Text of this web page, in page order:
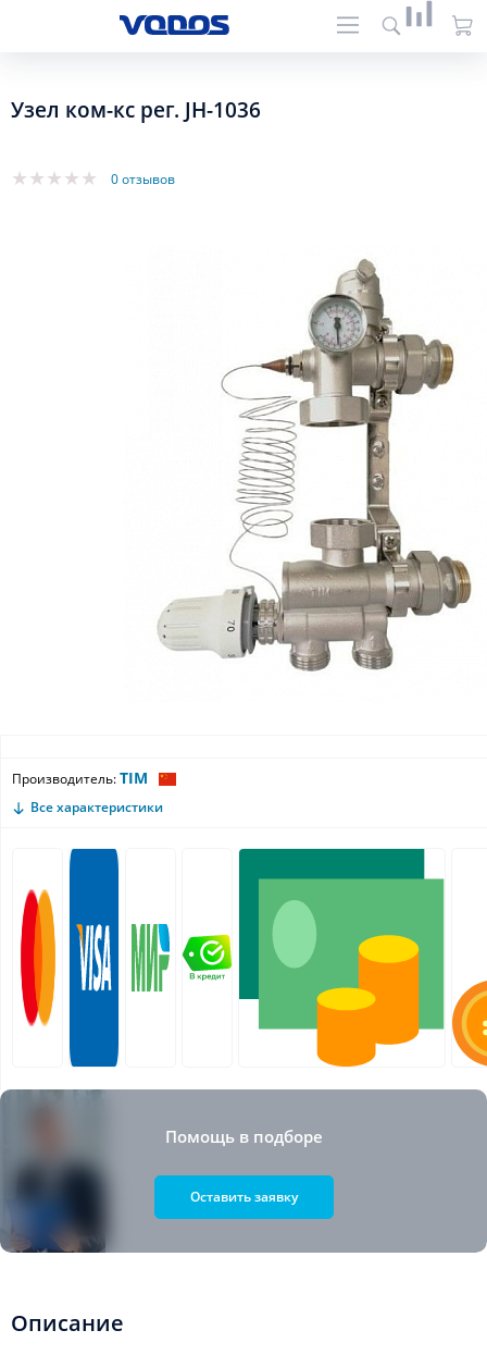
Узел ком-кс рег. JH-1036
0 отзывов
Производитель:TIM
Все характеристики
Помощь в подборе
Оставить заявку
Описание